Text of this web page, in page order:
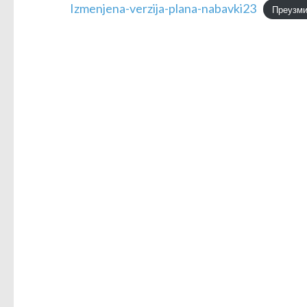
Izmenjena-verzija-plana-nabavki23 Преузми